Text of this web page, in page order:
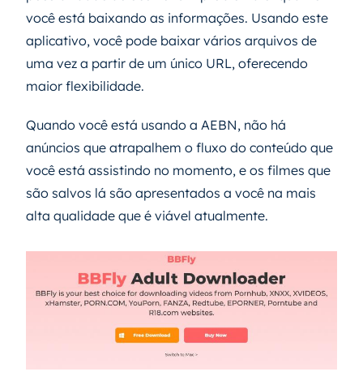
você está baixando as informações. Usando este
aplicativo, você pode baixar vários arquivos de
uma vez a partir de um único URL, oferecendo
maior flexibilidade.
Quando você está usando a AEBN, não há
anúncios que atrapalhem o fluxo do conteúdo que
você está assistindo no momento, e os filmes que
são salvos lá são apresentados a você na mais
alta qualidade que é viável atualmente.